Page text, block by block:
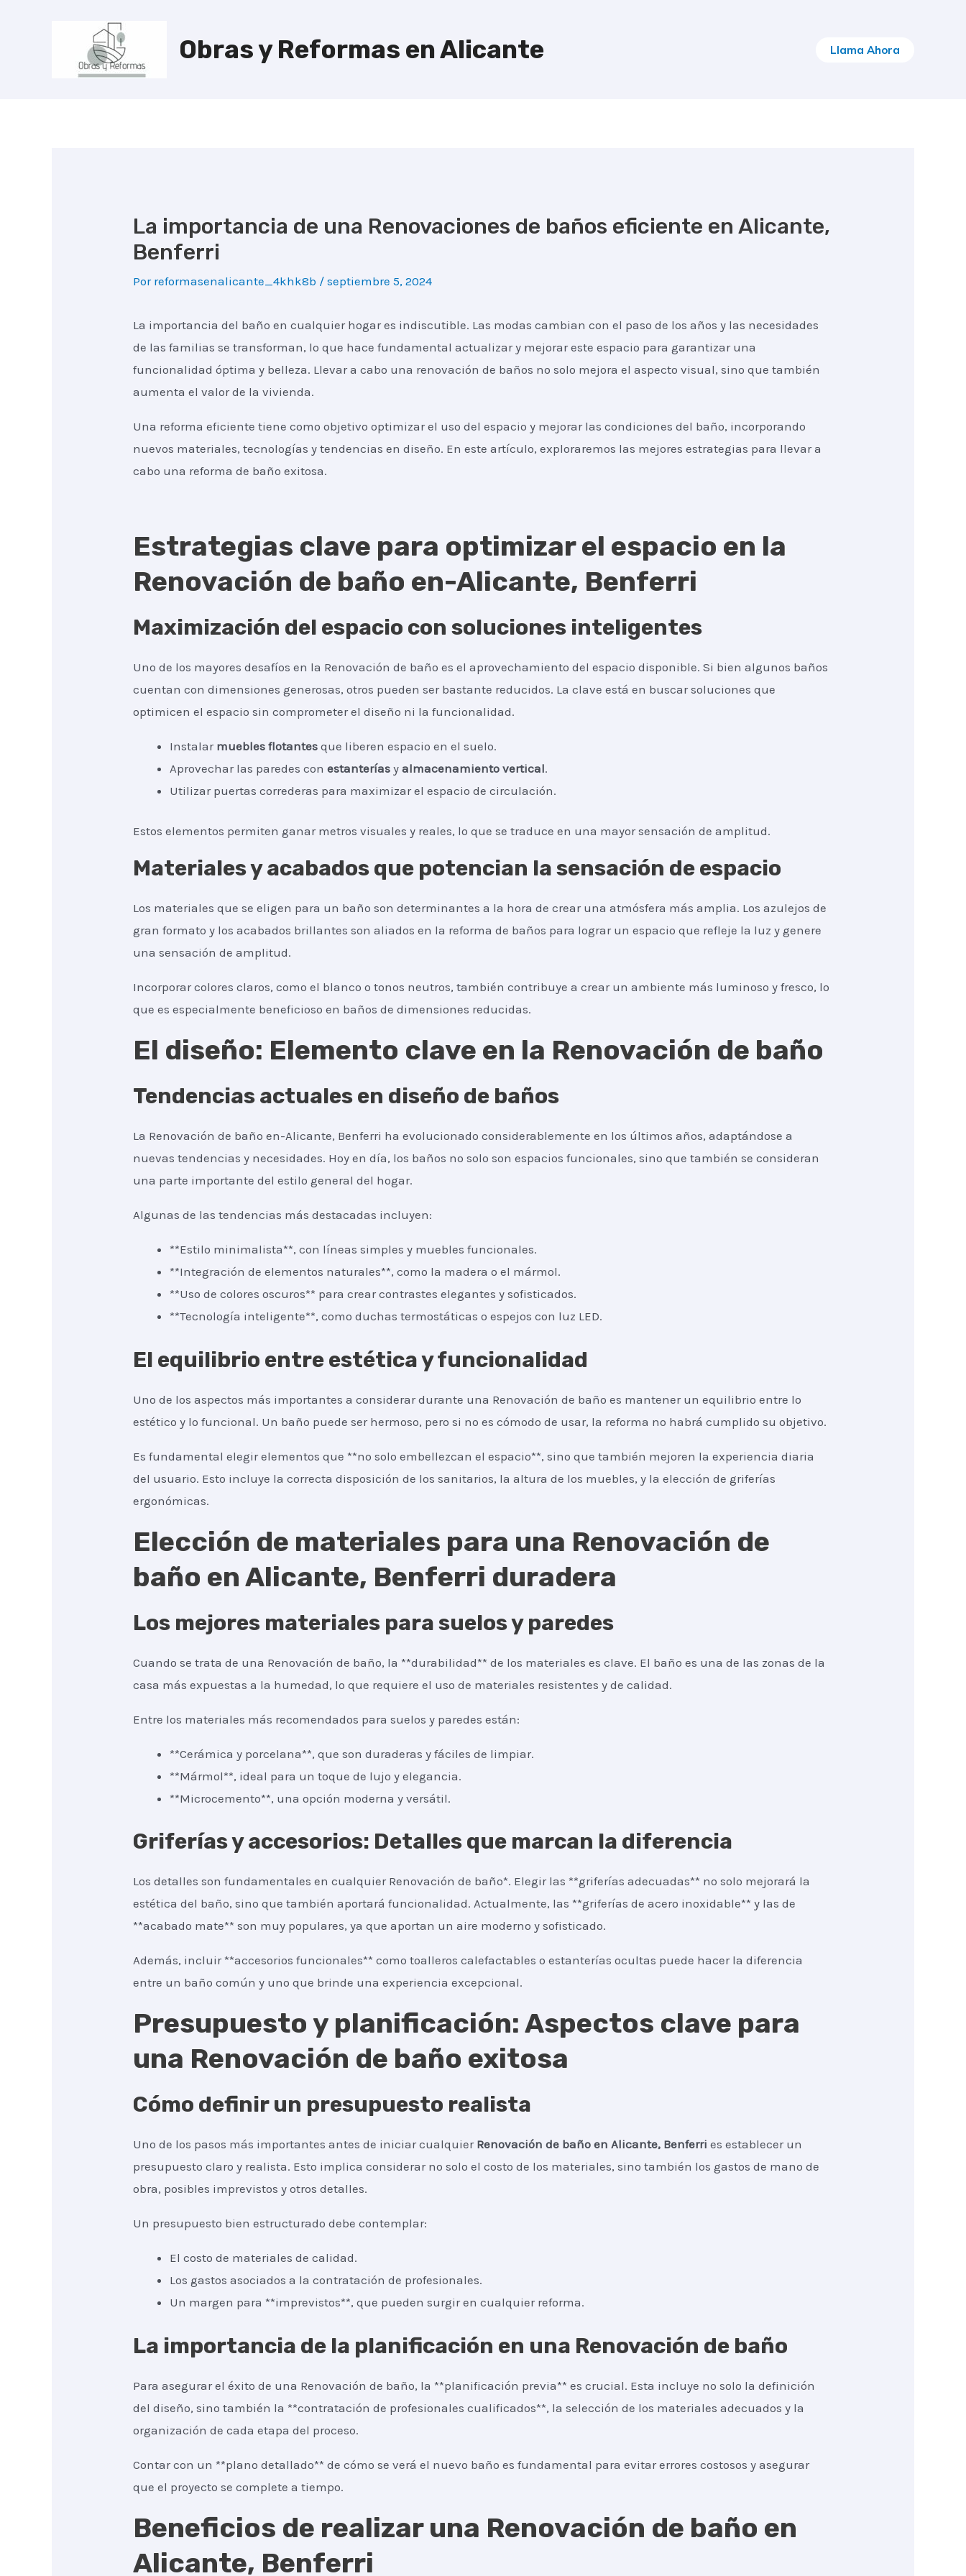
Obras y Reformas en Alicante Llama Ahora
La importancia de una Renovaciones de baños eficiente en Alicante,
Benferri
Por reformasenalicante_4khk8b /septiembre 5, 2024
La importancia del baño en cualquier hogar es indiscutible. Las modas cambian con el paso de los años y las necesidades
de las familias se transforman, lo que hace fundamental actualizar y mejorar este espacio para garantizar una
funcionalidad óptima y belleza. Llevar a cabo una renovación de baños no solo mejora el aspecto visual, sino que también
aumenta el valor de la vivienda.
Una reforma eficiente tiene como objetivo optimizar el uso del espacio y mejorar las condiciones del baño, incorporando
nuevos materiales, tecnologías y tendencias en diseño. En este artículo, exploraremos las mejores estrategias para llevar a
cabo una reforma de baño exitosa.
Estrategias clave para optimizar el espacio en la
Renovación de baño en-Alicante, Benferri
Maximización del espacio con soluciones inteligentes
Uno de los mayores desafíos en la Renovación de baño es el aprovechamiento del espacio disponible. Si bien algunos baños
cuentan con dimensiones generosas, otros pueden ser bastante reducidos. La clave está en buscar soluciones que
optimicen el espacio sin comprometer el diseño ni la funcionalidad.
Instalar muebles flotantes que liberen espacio en el suelo.
Aprovechar las paredes conestanterías yalmacenamiento vertical.
Utilizar puertas correderas para maximizar el espacio de circulación.
Estos elementos permiten ganar metros visuales y reales, lo que se traduce en una mayor sensación de amplitud.
Materiales y acabados que potencian la sensación de espacio
Los materiales que se eligen para un baño son determinantes a la hora de crear una atmósfera más amplia. Los azulejos de
gran formato y los acabados brillantes son aliados en la reforma de baños para lograr un espacio que refleje la luz y genere
una sensación de amplitud.
Incorporar colores claros, como el blanco o tonos neutros, también contribuye a crear un ambiente más luminoso y fresco, lo
que es especialmente beneficioso en baños de dimensiones reducidas.
El diseño: Elemento clave en la Renovación de baño
Tendencias actuales en diseño de baños
La Renovación de baño en-Alicante, Benferri ha evolucionado considerablemente en los últimos años, adaptándose a
nuevas tendencias y necesidades. Hoy en día, los baños no solo son espacios funcionales, sino que también se consideran
una parte importante del estilo general del hogar.
Algunas de las tendencias más destacadas incluyen:
**Estilo minimalista**, con líneas simples y muebles funcionales.
**Integración de elementos naturales**, como la madera o el mármol.
**Uso de colores oscuros** para crear contrastes elegantes y sofisticados.
**Tecnología inteligente**, como duchas termostáticas o espejos con luz LED.
El equilibrio entre estética y funcionalidad
Uno de los aspectos más importantes a considerar durante una Renovación de baño es mantener un equilibrio entre lo
estético y lo funcional. Un baño puede ser hermoso, pero si no es cómodo de usar, la reforma no habrá cumplido su objetivo.
Es fundamental elegir elementos que **no solo embellezcan el espacio**, sino que también mejoren la experiencia diaria
del usuario. Esto incluye la correcta disposición de los sanitarios, la altura de los muebles, y la elección de griferías
ergonómicas.
Elección de materiales para una Renovación de
baño en Alicante, Benferri duradera
Los mejores materiales para suelos y paredes
Cuando se trata de una Renovación de baño, la **durabilidad** de los materiales es clave. El baño es una de las zonas de la
casa más expuestas a la humedad, lo que requiere el uso de materiales resistentes y de calidad.
Entre los materiales más recomendados para suelos y paredes están:
**Cerámica y porcelana**, que son duraderas y fáciles de limpiar.
**Mármol**, ideal para un toque de lujo y elegancia.
**Microcemento**, una opción moderna y versátil.
Griferías y accesorios: Detalles que marcan la diferencia
Los detalles son fundamentales en cualquier Renovación de baño*. Elegir las **griferías adecuadas** no solo mejorará la
estética del baño, sino que también aportará funcionalidad. Actualmente, las **griferías de acero inoxidable** y las de
**acabado mate** son muy populares, ya que aportan un aire moderno y sofisticado.
Además, incluir **accesorios funcionales** como toalleros calefactables o estanterías ocultas puede hacer la diferencia
entre un baño común y uno que brinde una experiencia excepcional.
Presupuesto y planificación: Aspectos clave para
una Renovación de baño exitosa
Cómo definir un presupuesto realista
Uno de los pasos más importantes antes de iniciar cualquier Renovación de baño en Alicante, Benferries establecer un
presupuesto claro y realista. Esto implica considerar no solo el costo de los materiales, sino también los gastos de mano de
obra, posibles imprevistos y otros detalles.
Un presupuesto bien estructurado debe contemplar:
El costo de materiales de calidad.
Los gastos asociados a la contratación de profesionales.
Un margen para **imprevistos**, que pueden surgir en cualquier reforma.
La importancia de la planificación en una Renovación de baño
Para asegurar el éxito de una Renovación de baño, la **planificación previa** es crucial. Esta incluye no solo la definición
del diseño, sino también la **contratación de profesionales cualificados**, la selección de los materiales adecuados y la
organización de cada etapa del proceso.
Contar con un **plano detallado** de cómo se verá el nuevo baño es fundamental para evitar errores costosos y asegurar
que el proyecto se complete a tiempo.
Beneficios de realizar una Renovación de baño en
Alicante, Benferri